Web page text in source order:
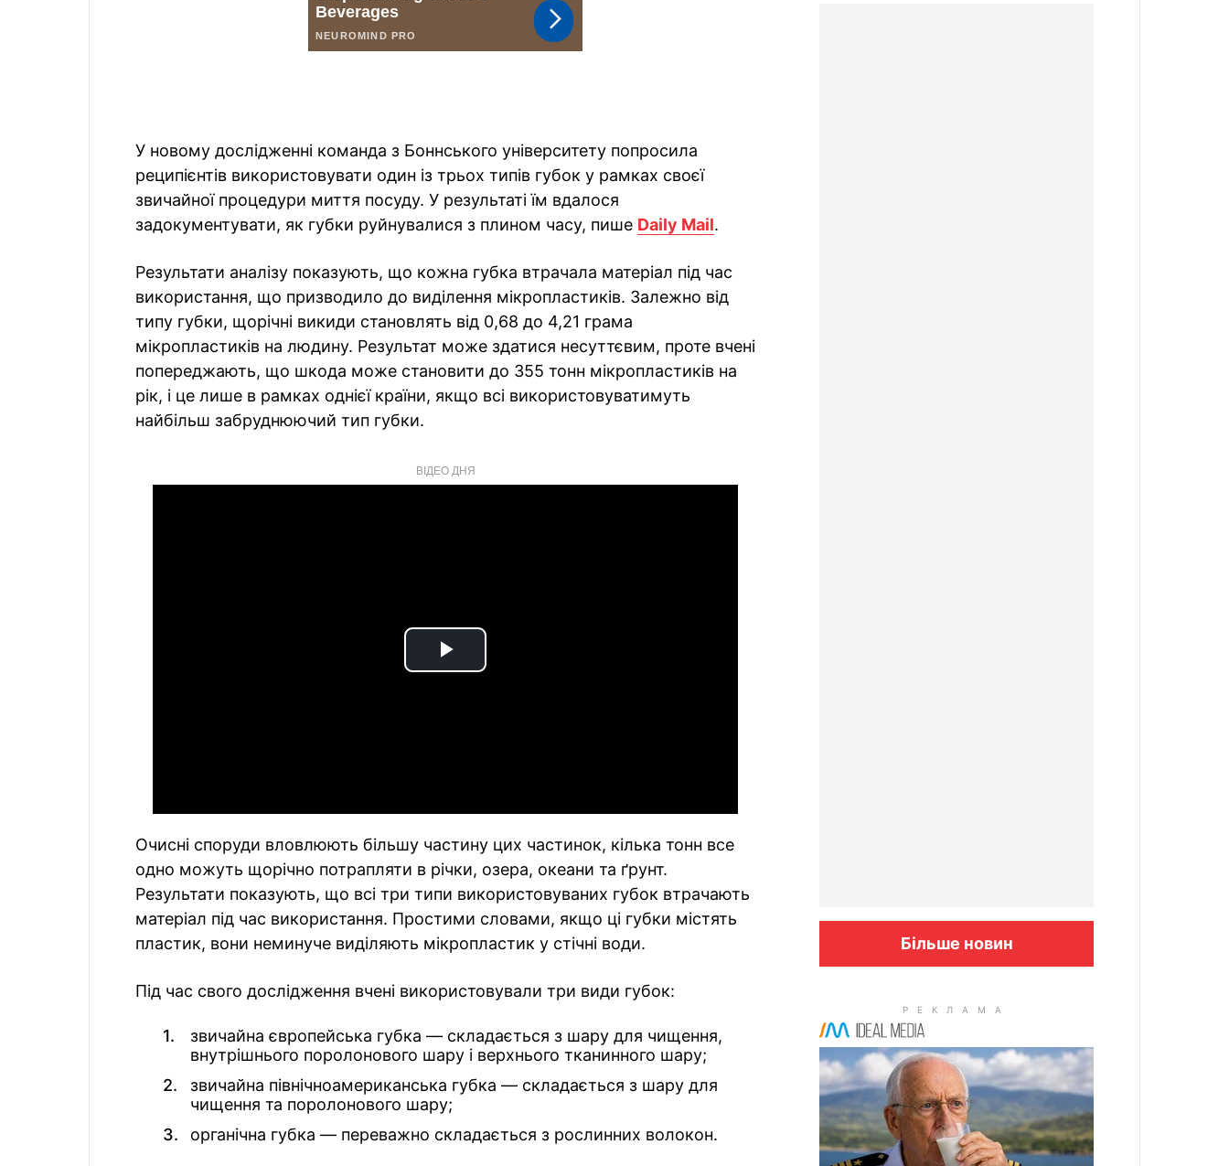
У новому дослідженні команда з Боннського університету попросила
реципієнтів використовувати один із трьох типів губок у рамках своєї
звичайної процедури миття посуду. У результаті їм вдалося
задокументувати, як губки руйнувалися з плином часу, пише Daily Mail.
Результати аналізу показують, що кожна губка втрачала матеріал під час
використання, що призводило до виділення мікропластиків. Залежно від
типу губки, щорічні викиди становлять від 0,68 до 4,21 грама
мікропластиків на людину. Результат може здатися несуттєвим, проте вчені
попереджають, що шкода може становити до 355 тонн мікропластиків на
рік, і це лише в рамках однієї країни, якщо всі використовуватимуть
найбільш забруднюючий тип губки.
ВІДЕО ДНЯ
Play
Очисні споруди вловлюють більшу частину цих частинок, кілька тонн все
одно можуть щорічно потрапляти в річки, озера, океани та ґрунт.
Результати показують, що всі три типи використовуваних губок втрачають
матеріал під час використання. Простими словами, якщо ці губки містять
пластик, вони неминуче виділяють мікропластик у стічні води.
Під час свого дослідження вчені використовували три види губок:
звичайна європейська губка — складається з шару для чищення,
внутрішнього поролонового шару і верхнього тканинного шару;
звичайна північноамериканська губка — складається з шару для
чищення та поролонового шару;
органічна губка — переважно складається з рослинних волокон.
Більше новин